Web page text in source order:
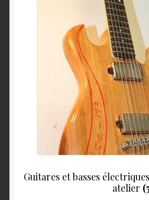
Guitares et basses
atelier